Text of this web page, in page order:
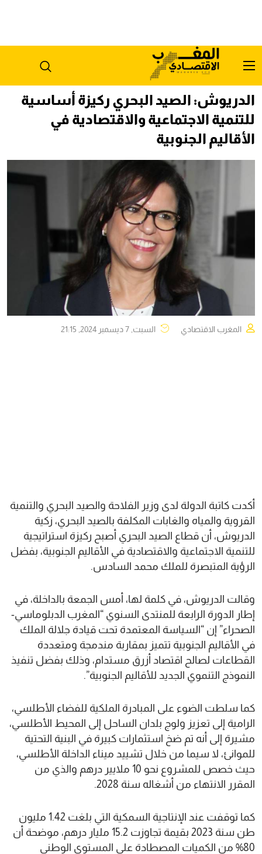
الدريوش: الصيد البحري ركيزة أساسية
للتنمية الاجتماعية والاقتصادية في
الأقاليم الجنوبية
المغرب الاقتصادي السبت, 7 ديسمبر 2024, 21:15
أكدت كاتبة الدولة لدى وزير الفلاحة والصيد البحري والتنمية
القروية والمياه والغابات المكلفة بالصيد البحري، زكية
الدريوش، أن قطاع الصيد البحري أصبح ركيزة استراتيجية
للتنمية الاجتماعية والاقتصادية في الأقاليم الجنوبية، بفضل
الرؤية المتبصرة للملك محمد السادس.
وقالت الدريوش، في كلمة لها، أمس الجمعة بالداخلة، في
إطار الدورة الرابعة للمنتدى السنوي “المغرب الدبلوماسي-
الصحراء” إن “السياسة المعتمدة تحت قيادة جلالة الملك
في الأقاليم الجنوبية تتميز بمقاربة مندمجة ومتعددة
القطاعات لصالح اقتصاد أزرق مستدام، وذلك بفضل تنفيذ
النموذج التنموي الجديد للأقاليم الجنوبية”.
كما سلطت الضوء على المبادرة الملكية للفضاء الأطلسي،
الرامية إلى تعزيز ولوج بلدان الساحل إلى المحيط الأطلسي،
مشيرة إلى أنه تم ضخ استثمارات كبيرة في البنية التحتية
للموانئ، لا سيما من خلال تشييد ميناء الداخلة الأطلسي،
حيث خصص للمشروع نحو 10 ملايير درهم والذي من
المقرر الانتهاء من أشغاله سنة 2028.
كما توقفت عند الإنتاجية السمكية التي بلغت 1.42 مليون
طن سنة 2023 بقيمة تجاوزت 15.2 مليار درهم، موضحة أن
80% من الكميات المصطادة على المستوى الوطني